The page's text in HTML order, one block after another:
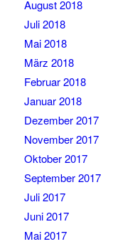
August 2018
Juli 2018
Mai 2018
März 2018
Februar 2018
Januar 2018
Dezember 2017
November 2017
Oktober 2017
September 2017
Juli 2017
Juni 2017
Mai 2017